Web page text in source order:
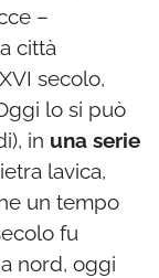
–
città
secolo,
lo si può
in una serie
lavica,
un tempo
fu
nord, oggi